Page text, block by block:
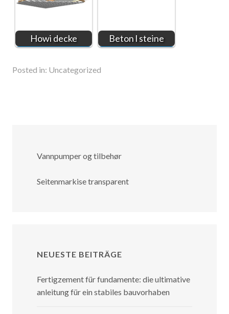
Howi decke Beton l steine
Posted in: Uncategorized
Vannpumper og tilbehør
Seitenmarkise transparent
NEUESTE BEITRÄGE
Fertigzement für fundamente: die ultimative
anleitung für ein stabiles bauvorhaben